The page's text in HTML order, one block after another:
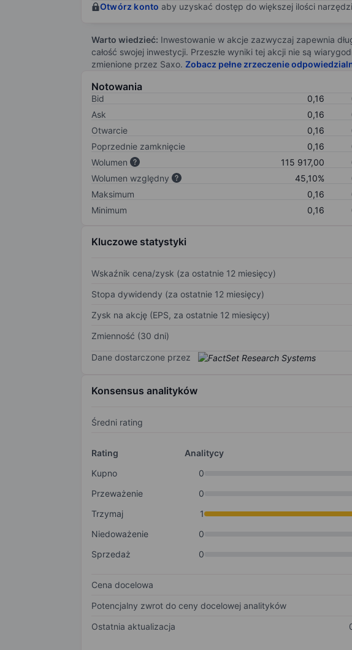
Otwórz konto aby uzyskać dostęp do większej ilości
Warto wiedzieć: Inwestowanie w akcje zazwyczaj zapewnia
całość swojej inwestycji. Przeszłe wyniki tej akcji nie są
zmienione przez Saxo. Zobacz pełne zrzeczenie
Notowania
Bid 0,16
Ask
0,16
Otwarcie
0,16
Poprzednie zamknięcie
0,16
Wolumen
115 917,00
Wolumen względny
45,10%
Maksimum
0,16
Minimum
0,16
Kluczowe statystyki
Wskaźnik cena/zysk (za ostatnie 12 miesięcy)
Stopa dywidendy (za ostatnie 12 miesięcy)
Zysk na akcję (EPS, za ostatnie 12 miesięcy)
Zmienność (30 dni)
Dane dostarczone przez
Konsensus analityków
Średni rating
Rating
Analitycy
Kupno
0
Przeważenie
0
Trzymaj
1
Niedoważenie
0
Sprzedaż
0
Cena docelowa
Potencjalny zwrot do ceny docelowej analityków
Ostatnia aktualizacja